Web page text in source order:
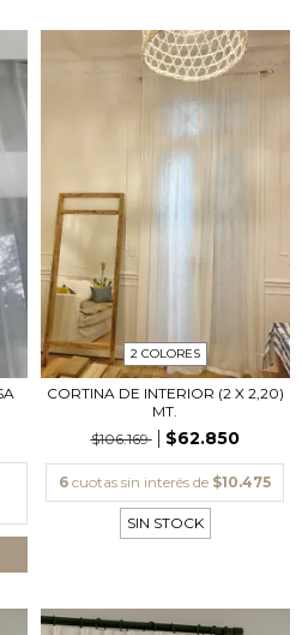
2 COLORES
CORTINA DE INTERIOR (2 X 2,20)
MT.
$106.169
$62.850
6 cuotas sin interés de $10.475
SIN STOCK